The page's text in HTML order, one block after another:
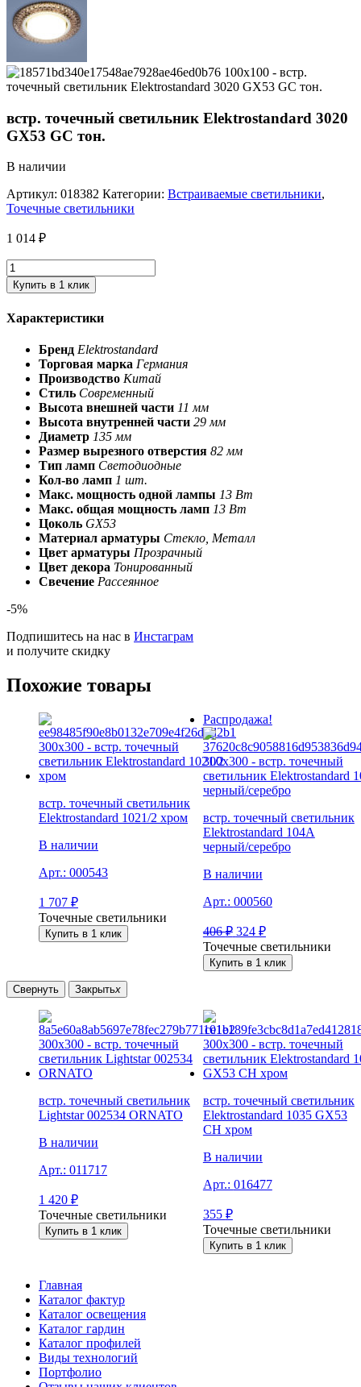
встр. точечный светильник Elektrostandard 3020
GX53 GC тон.
В наличии
Артикул: 018382 Категории: Встраиваемые светильники,
Точечные светильники
1 014 ₽
Купить в 1 клик
Характеристики
Бренд Elektrostandard
Торговая марка Германия
Производство Китай
Стиль Современный
Высота внешней части 11 мм
Высота внутренней части 29 мм
Диаметр 135 мм
Размер вырезного отверстия 82 мм
Тип ламп Светодиодные
Кол-во ламп 1 шт.
Макс. мощность одной лампы 13 Вт
Макс. общая мощность ламп 13 Вт
Цоколь GX53
Материал арматуры Стекло, Металл
Цвет арматуры Прозрачный
Цвет декора Тонированный
Свечение Рассеянное
-5%
Подпишитесь на нас в Инстаграм
и получите скидку
Похожие товары
встр. точечный светильник
Elektrostandard 1021/2 хром
В наличии
Арт.: 000543
1 707 ₽
Точечные светильники
Купить в 1 клик
Распродажа!
встр. точечный светильник
Elektrostandard 104A
черный/серебро
В наличии
Арт.: 000560
406₽ 324 ₽
Точечные светильники
Купить в 1 клик
встр. точечный светильник
Lightstar 002534 ORNATO
В наличии
Арт.: 011717
1 420 ₽
Точечные светильники
Купить в 1 клик
встр. точечный светильник
Elektrostandard 1035 GX53
CH хром
В наличии
Арт.: 016477
355 ₽
Точечные светильники
Купить в 1 клик
Свернуть Закрытьx
Главная
Каталог фактур
Каталог освещения
Каталог гардин
Каталог профилей
Виды технологий
Портфолио